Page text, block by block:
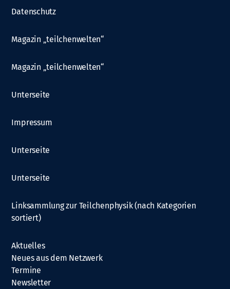
Datenschutz
Magazin „teilchenwelten“
Magazin „teilchenwelten“
Unterseite
Impressum
Unterseite
Unterseite
Linksammlung zur Teilchenphysik (nach Kategorien
sortiert)
Aktuelles
Neues aus dem Netzwerk
Termine
Newsletter